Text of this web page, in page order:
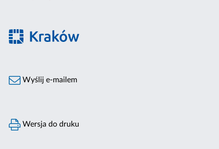
Wyślij e-mailem
Wersja do druku